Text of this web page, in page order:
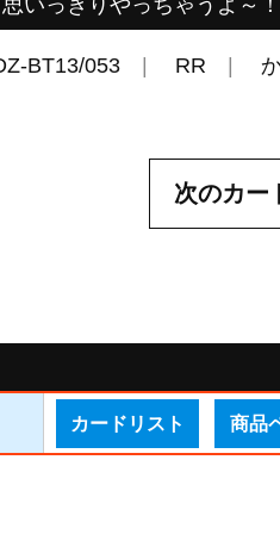
いっきりやっちゃうよ～！
BT13/053 RR
次のカー
カードリスト 商品